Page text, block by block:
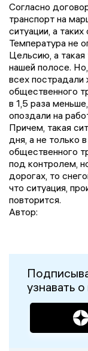
Согласно
транспорт на
ситуации, а
Температура не
Цельсию, а
нашей полосе.
всех пострадали
общественного
в 1,5 раза
опоздали на
Причем, такая
дня, а не только
общественного
под контролем,
дорогах, то
что ситуация,
повторится.
Автор:
узнавать